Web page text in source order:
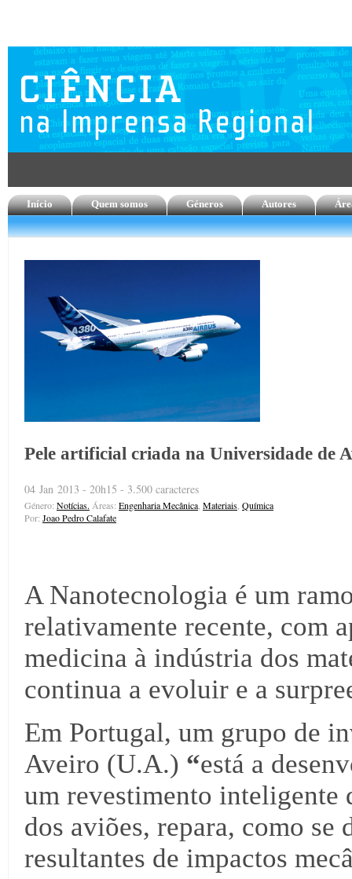
Início Quem somos Géneros Autores
Pele artificial criada na Universidade de
04 Jan 2013 - 20h15 - 3.500 caracteres
Género: Notícias. Áreas: Engenharia Mecânica Materiais Química
Por: Joao Pedro Calafate
A Nanotecnologia é um
relativamente recente, com
medicina à indústria dos
continua a evoluir e a
Em Portugal, um grupo de
Aveiro (U.A.) “está a
um revestimento inteligente
dos aviões, repara, como se
resultantes de impactos